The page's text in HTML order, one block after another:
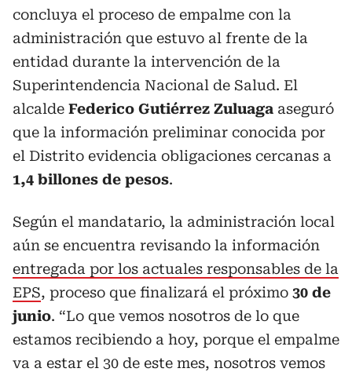
concluya el proceso de empalme con la
administración que estuvo al frente de la
entidad durante la intervención de la
Superintendencia Nacional de Salud. El
alcalde Federico Gutiérrez Zuluaga aseguró
que la información preliminar conocida por
el Distrito evidencia obligaciones cercanas a
1,4 billones de pesos.
Según el mandatario, la administración local
aún se encuentra revisando la información
entregada por los actuales responsables de la
EPS, proceso que finalizará el próximo 30 de
junio. “Lo que vemos nosotros de lo que
estamos recibiendo a hoy, porque el empalme
va a estar el 30 de este mes, nosotros vemos